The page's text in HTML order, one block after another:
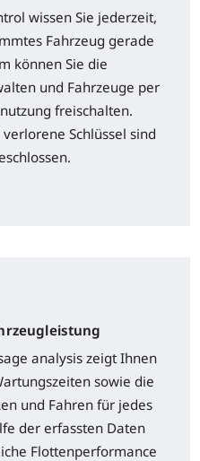
wissen Sie jederzeit,
Fahrzeug gerade
können Sie die
und Fahrzeuge per
freischalten.
Schlüssel sind
analysis zeigt Ihnen
sowie die
und Fahren für jedes
der erfassten Daten
Flottenperformance